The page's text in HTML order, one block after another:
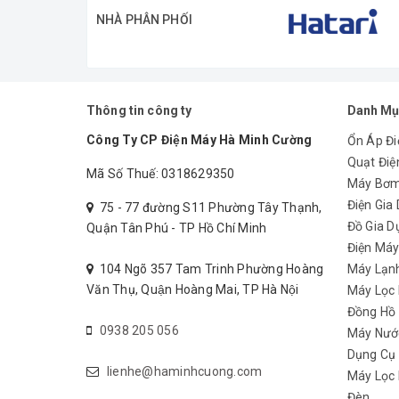
PANASONIC là thương hiệu uy tín đã có mặt
NHÀ PHÂN PHỐI
Thông tin công ty
Công Ty CP Điện Máy Hà Minh Cường
Mã Số Thuế: 0318629350
75 - 77 đường S11 Phường Tây Thạnh,
Quận Tân Phú - TP Hồ Chí Minh
104 Ngõ 357 Tam Trinh Phường Hoàng
Văn Thụ, Quận Hoàng Mai, TP Hà Nội
0938 205 056
lienhe@haminhcuong.com
Danh
Ổn Áp
Quạt
Máy
Điện Gia
Đồ Gia
Điện Máy
Máy
Máy Lọc
Đồng
Máy
Dụng
Máy Lọc